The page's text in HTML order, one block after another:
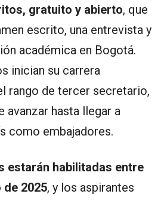
gratuito y abierto, que
escrito, una entrevista y
académica en Bogotá.
inician su carrera
rango de tercer secretario,
avanzar hasta llegar a
como embajadores.
estarán habilitadas entre
de 2025, y los aspirantes